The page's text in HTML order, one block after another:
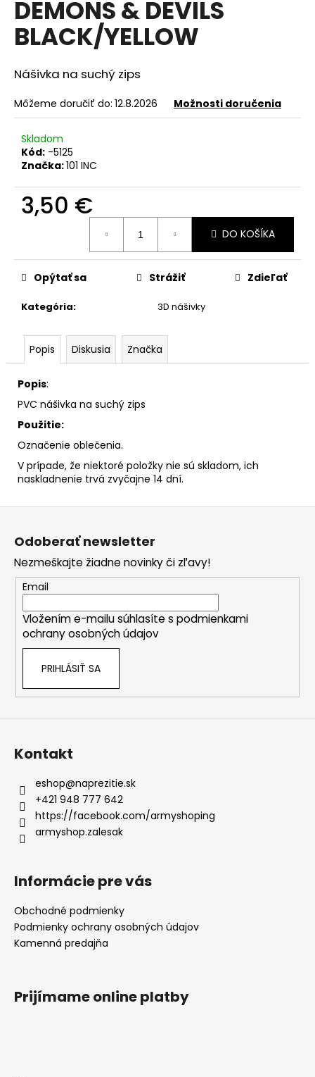
DEMONS & DEVILS
BLACK/YELLOW
Nášivka na suchý zips
Môžeme doručiť do: 12.8.2026 Možnosti doručenia
Skladom
Kód: -5125
Značka:101 INC
3,50 €
DO KOŠÍKA
Kategória: 3D nášivky
Opýtať sa Strážiť Zdieľať
Popis Diskusia Značka
Popis:
PVC nášivka na suchý zips
Použitie:
Označenie oblečenia.
V prípade, že niektoré položky nie sú skladom, ich
naskladnenie trvá zvyčajne 14 dní.
á
j
ť
p
o
ú
e
Z
Odoberať newsletter
Nezmeškajte žiadne novinky či zľavy!
Email
Vložením e-mailu súhlasíte s podmienkami
ochrany osobných údajov
PRIHLÁSIŤ SA
Kontakt
eshop@naprezitie.sk
+421 948 777 642
https://facebook.com/armyshoping
armyshop.zalesak
Informácie pre vás
Obchodné podmienky
Podmienky ochrany osobných údajov
Kamenná predajňa
Prijímame online platby